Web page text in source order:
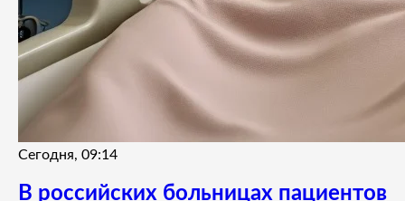
Сегодня, 09:14
В российских больницах пациентов